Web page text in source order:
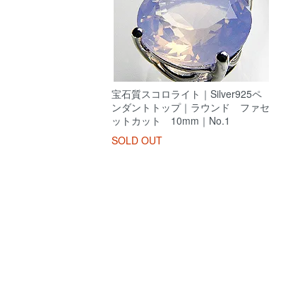
宝石質スコロライト｜Silver925ペ
ンダントトップ｜ラウンド ファセ
ットカット 10mm｜No.1
SOLD OUT